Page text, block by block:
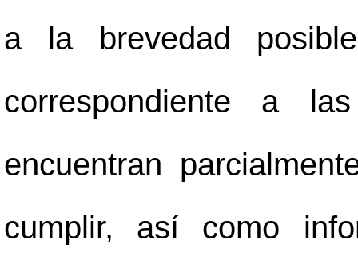
a la brevedad
correspondiente a
encuentran
cumplir, así como